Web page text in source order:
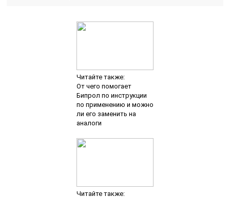
Читайте также:
От чего помогает
Бипрол по инструкции
по применению и можно
ли его заменить на
аналоги
Читайте также: